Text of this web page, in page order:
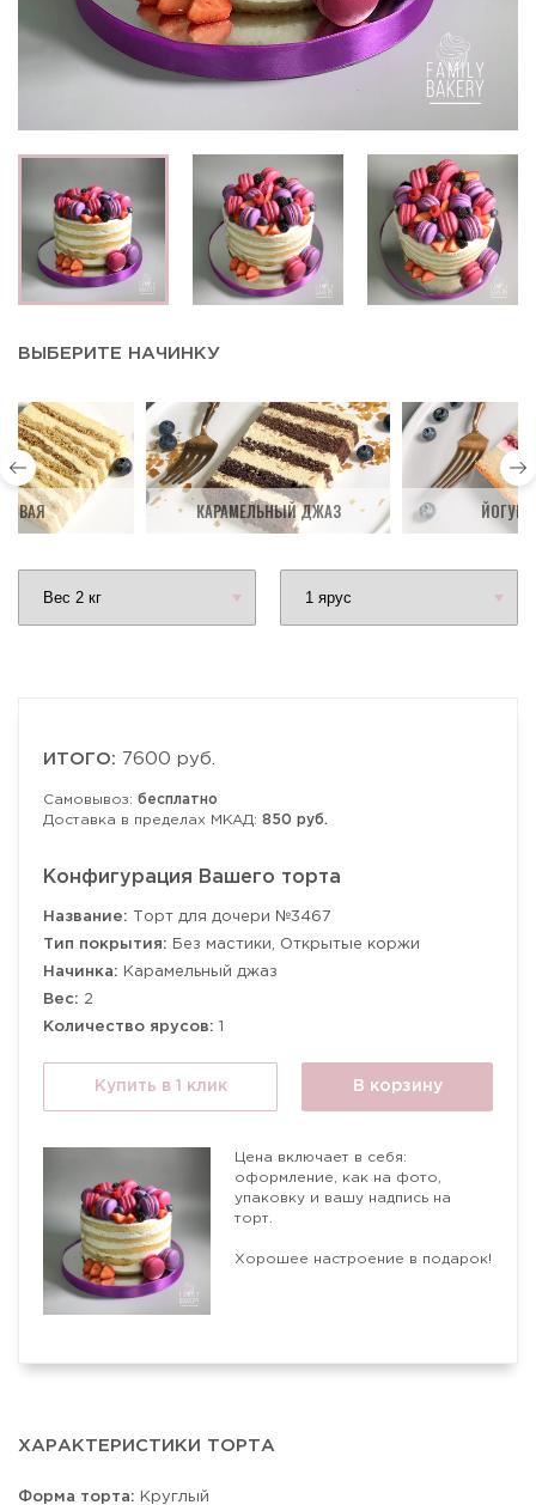
ВЫБЕРИТЕ НАЧИНКУ
КАРАМЕЛЬНЫЙ ДЖАЗ
ИТОГО: 7600 руб.
Самовывоз: бесплатно
Доставка в пределах МКАД: 850 руб.
Конфигурация Вашего торта
Название: Торт для дочери №3467
Тип покрытия: Без мастики, Открытые коржи
Начинка: Карамельный джаз
Вес: 2
Количество ярусов: 1
Купить в 1 клик В корзину
Цена включает в себя:
оформление, как на фото,
упаковку и вашу надпись на
торт.
Хорошее настроение в подарок!
ХАРАКТЕРИСТИКИ ТОРТА
Форма торта: Круглый